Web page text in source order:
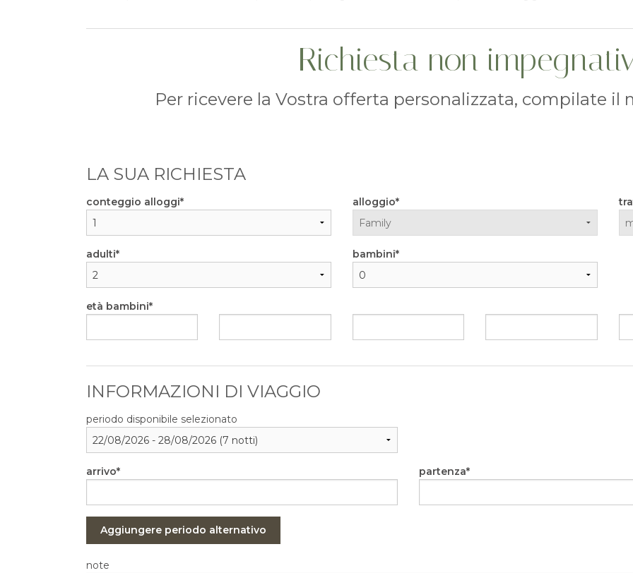
Richiesta non
Per ricevere la Vostra offerta personalizzata, compilate
LA SUA RICHIESTA
conteggio alloggi alloggio
adulti bambini
età bambini
INFORMAZIONI DI VIAGGIO
periodo disponibile selezionato
arrivo partenza
Aggiungere periodo alternativo
note